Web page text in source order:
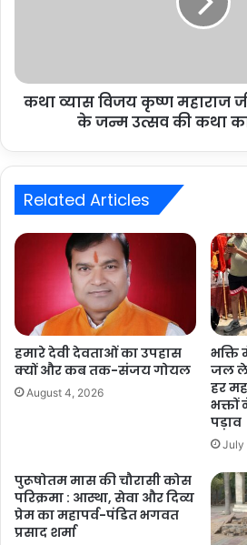
कथा व्यास विजय कृष्ण महाराज
के जन्म उत्सव की कथा
Related Articles
हमारे देवी देवताओं का उपहास
क्यों और कब तक-संजय गोयल
August 4, 2026
भक्ति
जल
हर
भक्तों
पड़ाव
July
पुरूषोतम मास की चौरासी कोस
परिक्रमा : आस्था, सेवा और दिव्य
प्रेम का महापर्व-पंडित भगवत
प्रसाद शर्मा